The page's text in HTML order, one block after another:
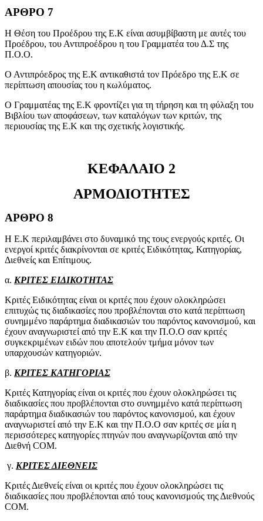
ΑΡΘΡΟ 7
Η Θέση του Προέδρου της Ε.Κ είναι ασυμβίβαστη με αυτές του
Προέδρου, του Αντιπροέδρου η του Γραμματέα του Δ.Σ της
Π.Ο.Ο.
Ο Αντιπρόεδρος της Ε.Κ αντικαθιστά τον Πρόεδρο της Ε.Κ σε
περίπτωση απουσίας του η κωλύματος.
Ο Γραμματέας της Ε.Κ φροντίζει για τη τήρηση και τη φύλαξη του
Βιβλίου των αποφάσεων, των καταλόγων των κριτών, της
περιουσίας της Ε.Κ και της σχετικής λογιστικής.
ΚΕΦΑΛΑΙΟ 2
ΑΡΜΟΔΙΟΤΗΤΕΣ
ΑΡΘΡΟ 8
Η Ε.Κ περιλαμβάνει στο δυναμικό της τους ενεργούς κριτές. Οι
ενεργοί κριτές διακρίνονται σε κριτές Ειδικότητας, Κατηγορίας,
Διεθνείς και Επίτιμους.
α. ΚΡΙΤΕΣ ΕΙΔΙΚΟΤΗΤΑΣ
Κριτές Ειδικότητας είναι οι κριτές που έχουν ολοκληρώσει
επιτυχώς τις διαδικασίες που προβλέπονται στο κατά περίπτωση
συνημμένο παράρτημα διαδικασιών του παρόντος κανονισμού, και
έχουν αναγνωριστεί από την Ε.Κ και την Π.Ο.Ο σαν κριτές
συγκεκριμένων ειδών που αποτελούν τμήμα μόνον των
υπαρχουσών κατηγοριών.
β. ΚΡΙΤΕΣ ΚΑΤΗΓΟΡΙΑΣ
Κριτές Κατηγορίας είναι οι κριτές που έχουν ολοκληρώσει τις
διαδικασίες που προβλέπονται στο συνημμένο κατά περίπτωση
παράρτημα διαδικασιών του παρόντος κανονισμού, και έχουν
αναγνωριστεί από την Ε.Κ και την Π.Ο.Ο σαν κριτές σε μία η
περισσότερες κατηγορίες πτηνών που αναγνωρίζονται από την
Διεθνή COM.
γ. ΚΡΙΤΕΣ ΔΙΕΘΝΕΙΣ
Κριτές Διεθνείς είναι οι κριτές που έχουν ολοκληρώσει τις
διαδικασίες που προβλέπονται από τους κανονισμούς της Διεθνούς
COM.